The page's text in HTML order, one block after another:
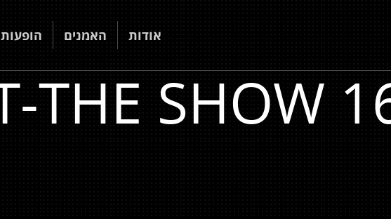
אודות האמנים הופעות